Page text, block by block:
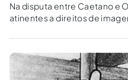
Na disputa entre Caetano e
atinentes a direitos de